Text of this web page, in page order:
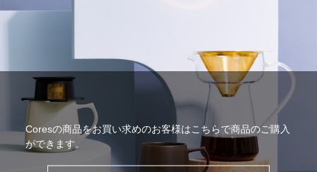
Coresの商品をお買い求めのお客様はこちらで商品のご購入
ができます。